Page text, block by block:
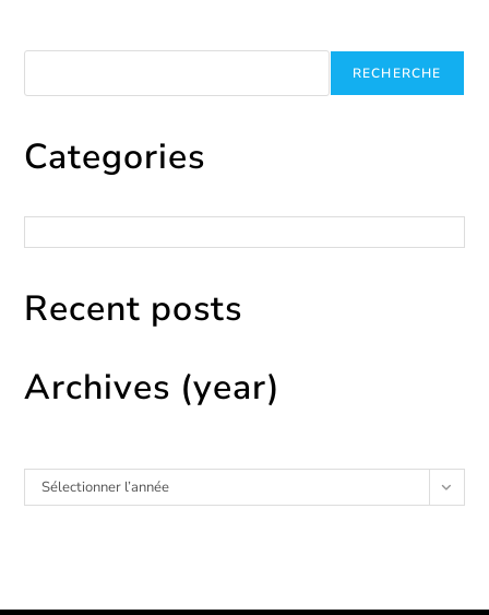
RECHERCHE
Categories
Recent posts
Archives (year)
Sélectionner l’année